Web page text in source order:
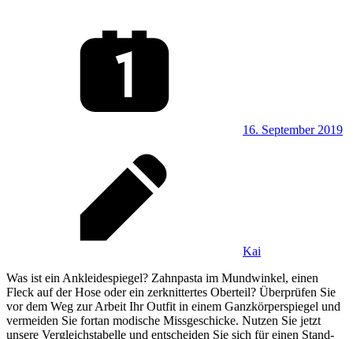
16. September 2019
Kai
Was ist ein Ankleidespiegel? Zahnpasta im Mundwinkel, einen
Fleck auf der Hose oder ein zerknittertes Oberteil? Überprüfen Sie
vor dem Weg zur Arbeit Ihr Outfit in einem Ganzkörperspiegel und
vermeiden Sie fortan modische Missgeschicke. Nutzen Sie jetzt
unsere Vergleichstabelle und entscheiden Sie sich für einen Stand-